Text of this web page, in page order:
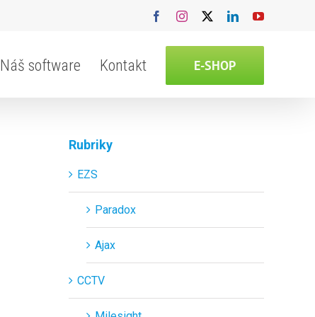
FacebookInstagram LinkedInYouTube
Náš software Kontakt E-SHOP
Rubriky
EZS
Paradox
Ajax
CCTV